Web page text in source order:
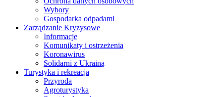
Wybory
Gospodarka odpadami
Zarządzanie Kryzysowe
Informacje
Komunikaty i ostrzeżenia
Koronawirus
Solidarni z Ukrainą
Turystyka i rekreacja
Przyroda
Agroturystyka